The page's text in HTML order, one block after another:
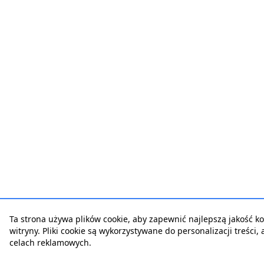
Ta strona używa plików cookie, aby zapewnić najlepszą jakość
witryny. Pliki cookie są wykorzystywane do personalizacji treści,
celach reklamowych.